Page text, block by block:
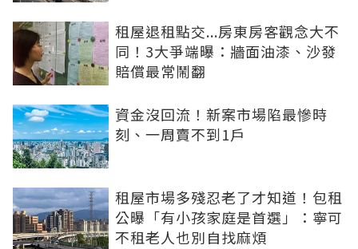
租屋退租點交...房東房客觀念大不
同！3大爭端曝：牆面油漆、沙發
賠償最常鬧翻
資金沒回流！新案市場陷最慘時
刻、一周賣不到1戶
租屋市場多殘忍老了才知道！包租
公曝「有小孩家庭是首選」：寧可
不租老人也別自找麻煩